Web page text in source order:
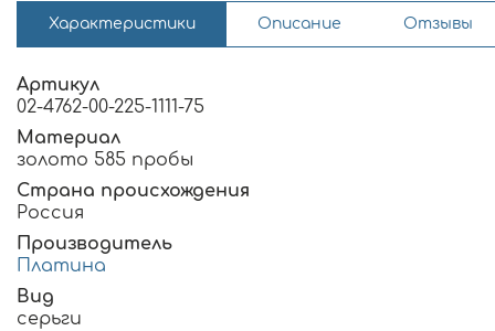
Характеристики Описание Отзывы
Артикул
02-4762-00-225-1111-75
Материал
золото 585 пробы
Страна происхождения
Россия
Производитель
Платина
Вид
серьги